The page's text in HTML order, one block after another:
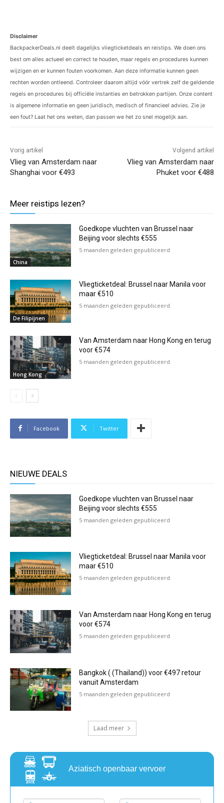
Disclaimer
BackpackerDeals.nl deelt dagelijks vliegticketdeals en reistips. We doen ons
best om alles actueel en correct te houden, maar regels en procedures kunnen
wijzigen en er kunnen fouten voorkomen. Aan deze informatie kunnen geen
rechten worden ontleend. Controleer daarom altijd vóór vertrek zelf de geldende
regels en procedures bij officiële instanties en betrokken partijen. Onze content
is algemene informatie en geen juridisch, medisch of financieel advies. Zie je
een fout? Laat het ons weten, dan passen we het zo snel mogelijk aan.
Vorig artikel
Vlieg van Amsterdam naar
Shanghai voor €493
Volgend artikel
Vlieg van Amsterdam naar
Phuket voor €488
Meer reistips lezen?
China
Goedkope vluchten van Brussel naar
Beijing voor slechts €555
5 maanden geleden gepubliceerd
De Filipijnen
Vliegticketdeal: Brussel naar Manila voor
maar €510
5 maanden geleden gepubliceerd
Hong Kong
Van Amsterdam naar Hong Kong en terug
voor €574
5 maanden geleden gepubliceerd
Facebook Twitter
NIEUWE DEALS
Goedkope vluchten van Brussel naar
Beijing voor slechts €555
5 maanden geleden gepubliceerd
Vliegticketdeal: Brussel naar Manila voor
maar €510
5 maanden geleden gepubliceerd
Van Amsterdam naar Hong Kong en terug
voor €574
5 maanden geleden gepubliceerd
Bangkok ( (Thailand)) voor €497 retour
vanuit Amsterdam
5 maanden geleden gepubliceerd
Laad meer
Aziatisch openbaar vervoer